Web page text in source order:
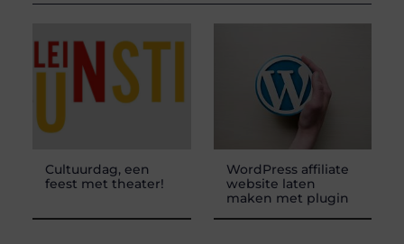
Cultuurdag, een
feest met theater!
WordPress affiliate
website laten
maken met plugin